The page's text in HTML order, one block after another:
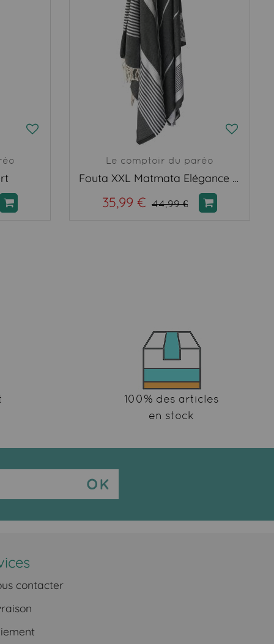
Le comptoir du paréo
Fouta XXL Matmata Elégance noir
35,99 € 44,99 €
100% des articles
en stock
contacter